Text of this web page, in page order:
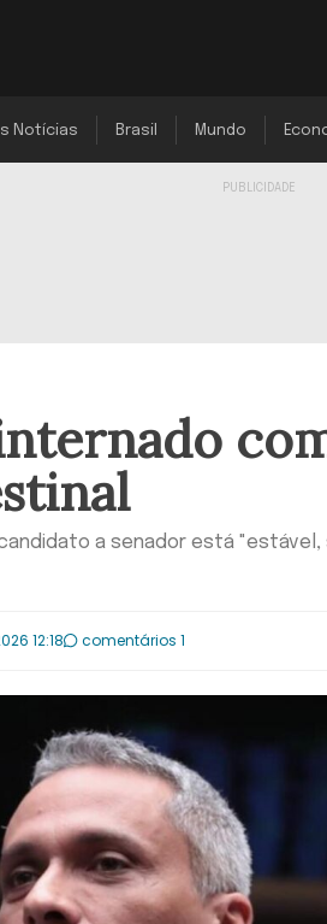
Notícias Brasil Mundo
a senador está "estável,
12:18 comentários 1